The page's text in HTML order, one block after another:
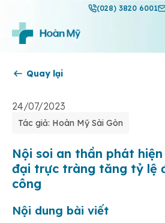
(028) 3820 6001
Hạnh Phúc
Thuận Mỹ
Quay lại
24/07/2023
Tác giả: Hoàn Mỹ Sài Gòn
Nội soi an thần phát
đại trực tràng tăng tỷ lệ
công
Nội dung bài viết